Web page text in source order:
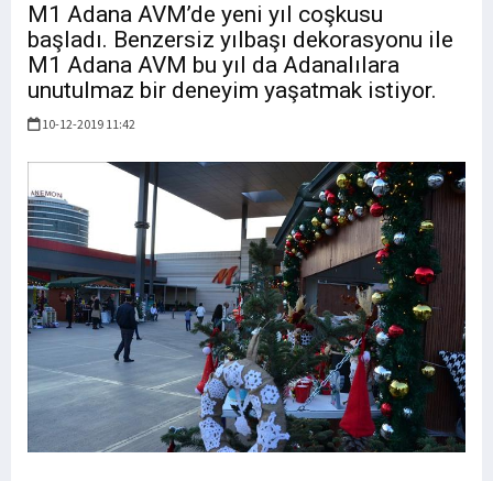
M1 Adana AVM’de yeni yıl coşkusu
başladı. Benzersiz yılbaşı dekorasyonu ile
M1 Adana AVM bu yıl da Adanalılara
unutulmaz bir deneyim yaşatmak istiyor.
10-12-2019 11:42